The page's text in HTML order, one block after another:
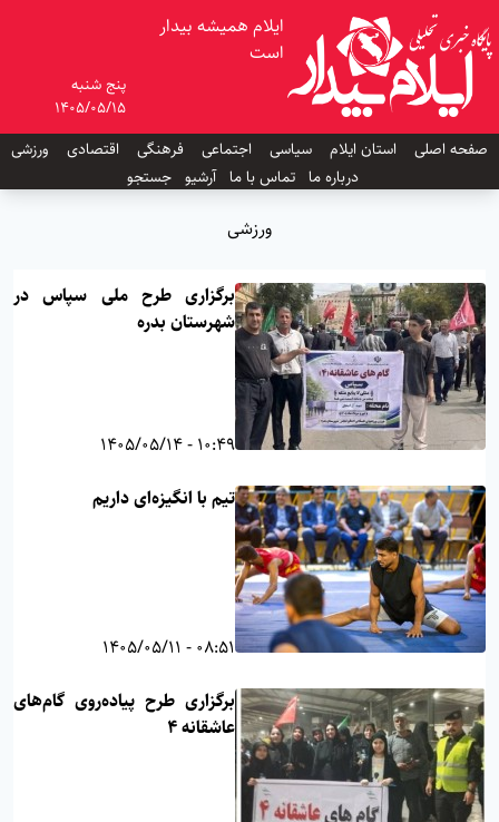
ایلام همیشه بیدار
است
پنج شنبه
1405/05/15
صفحه اصلی
استان ایلام سیاسی اجتماعی فرهنگی اقتصادی
ورزشی
درباره ما تماس با ما آرشیو جستجو
ورزشی
برگزاری طرح ملی سپاس در
شهرستان بدره
10:49 - 1405/05/14
تیم با انگیزه‌ای داریم
08:51 - 1405/05/11
برگزاری طرح پیاده‌روی گام‌های
عاشقانه ۴